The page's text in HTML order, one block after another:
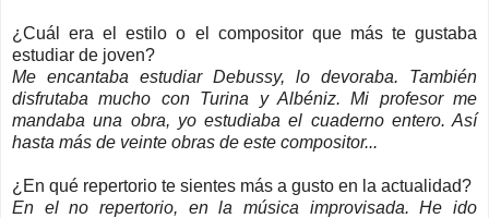
¿Cuál era el estilo o el compositor que más te gustaba
estudiar de joven?
Me encantaba estudiar Debussy, lo devoraba. También
disfrutaba mucho con Turina y Albéniz. Mi profesor me
mandaba una obra, yo estudiaba el cuaderno entero. Así
hasta más de veinte obras de este compositor...
¿En qué repertorio te sientes más a gusto en la actualidad?
En el no repertorio, en la música improvisada. He ido